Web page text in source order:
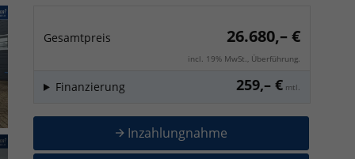
Gesamtpreis 26.680,– €
incl. 19% MwSt., Überführung.
259,– € mtl.
Finanzierung
Inzahlungnahme